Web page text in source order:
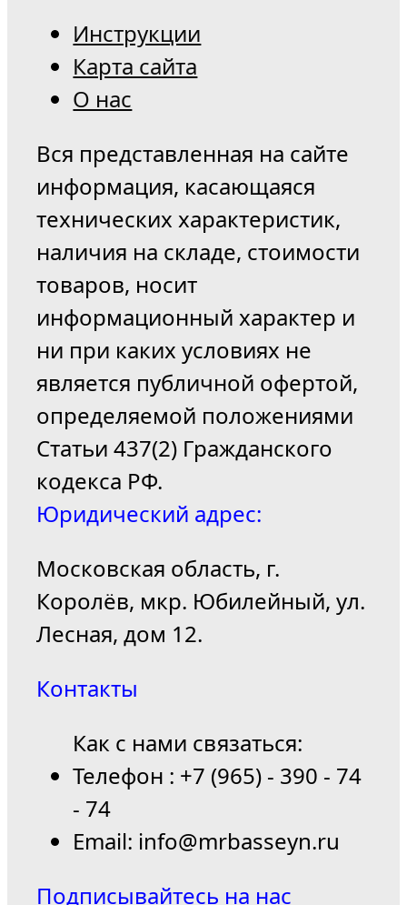
Инструкции
Карта сайта
О нас
Вся представленная на сайте
информация, касающаяся
технических характеристик,
наличия на складе, стоимости
товаров, носит
информационный характер и
ни при каких условиях не
является публичной офертой,
определяемой положениями
Статьи 437(2) Гражданского
кодекса РФ.
Юридический адрес:
Московская область, г.
Королёв, мкр. Юбилейный, ул.
Лесная, дом 12.
Контакты
Как с нами связаться:
Телефон : +7 (965) - 390 - 74
- 74
Email: info@mrbasseyn.ru
Подписывайтесь на нас